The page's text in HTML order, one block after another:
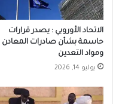
الاتحاد الأوروبي : يصدر قرارات
حاسمة بشأن صادرات المعادن
ومواد التعدين
يوليو 14, 2026